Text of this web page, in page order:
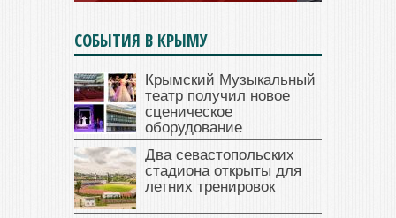
СОБЫТИЯ В КРЫМУ
Крымский Музыкальный
театр получил новое
сценическое
оборудование
Два севастопольских
стадиона открыты для
летних тренировок